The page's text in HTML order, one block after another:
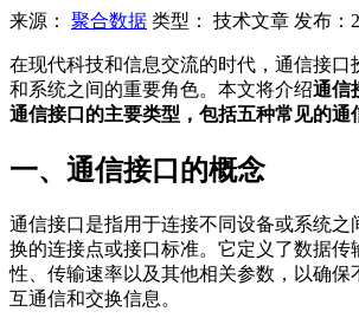
来源： 聚合数据 类型： 技术文章 发布：
在现代科技和信息交流的时代，通信接口
和系统之间的重要角色。本文将介绍通信
通信接口的主要类型，包括五种常见的通
一、通信接口的概念
通信接口是指用于连接不同设备或系统之
换的连接点或接口标准。它定义了数据传
性、传输速率以及其他相关参数，以确保
互通信和交换信息。